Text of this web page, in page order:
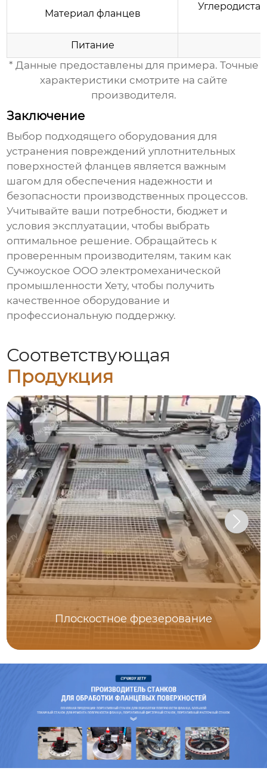
Материал фланцев
Питание
* Данные предоставлены для примера. Точные
характеристики смотрите на сайте
производителя.
Заключение
Выбор подходящего оборудования для
устранения повреждений уплотнительных
поверхностей фланцев является важным
шагом для обеспечения надежности и
безопасности производственных процессов.
Учитывайте ваши потребности, бюджет и
условия эксплуатации, чтобы выбрать
оптимальное решение. Обращайтесь к
проверенным производителям, таким как
Сучжоуское ООО электромеханической
промышленности Хету, чтобы получить
качественное оборудование и
профессиональную поддержку.
Соответствующая
Продукция
Плоскостное фрезерование